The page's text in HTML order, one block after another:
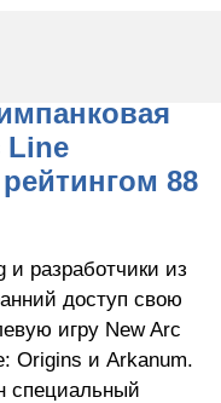
Line
88
и разработчики из
доступ свою
игру New Arc
Origins и Arkanum.
специальный